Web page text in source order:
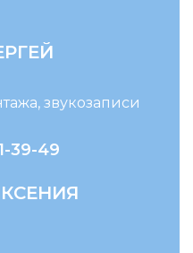
звукозаписи
39-49